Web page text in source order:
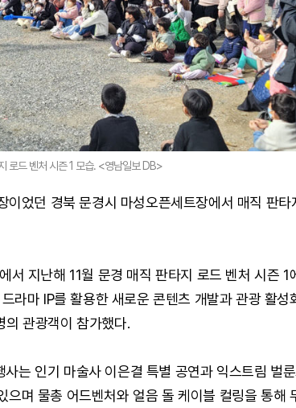
로드 벤처 시즌 1 모습. <영남일보 DB>
었던 경북 문경시 마성오픈세트장에서 매직 판타
서 지난해 11월 문경 매직 판타지 로드 벤처 시즌 1
라마 IP를 활용한 새로운 콘텐츠 개발과 관광 활성
관광객이 참가했다.
는 인기 마술사 이은결 특별 공연과 익스트림 벌
며 물총 어드벤처와 얼음 돌 케이블 컬링을 통해